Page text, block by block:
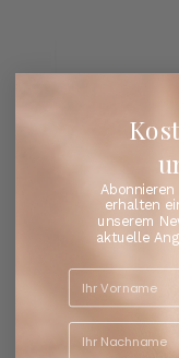
erhalten
unserem
aktuelle